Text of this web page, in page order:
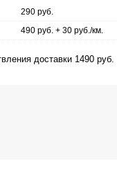
290 руб.
490 руб. + 30 руб./км.
доставки 1490 руб.